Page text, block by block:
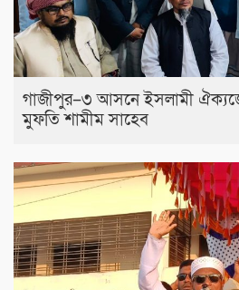
গাজীপুর–৩ আসনে ইসলামী
মুফতি শামীম সাহেব